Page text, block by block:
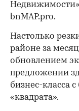
bnMAP.pro.
Настолько
районе за
обновлением
предложении
бизнес-класса
«квадрата».